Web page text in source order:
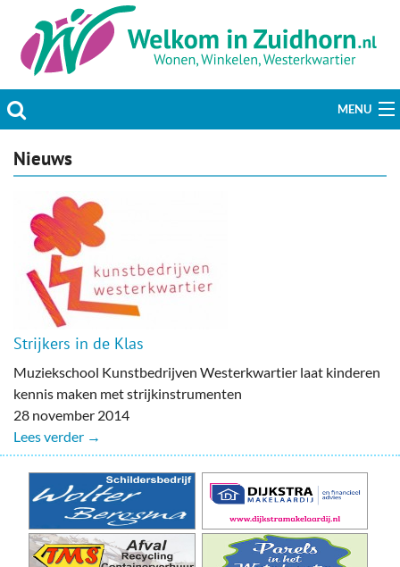
MENU
Actueel
Hobby & Vrije tijd
Welzijn & Maatschappij
Bedrijven
Prikbord & Aanbiedingen
Plaats bericht
Nieuws
Strijkers in de Klas
Muziekschool Kunstbedrijven Westerkwartier laat kinderen
kennis maken met strijkinstrumenten
28 november 2014
Lees verder →